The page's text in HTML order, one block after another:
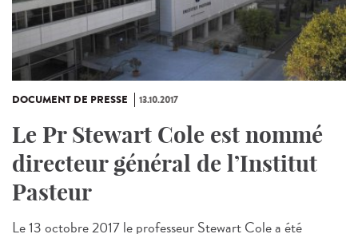
DOCUMENT DE PRESSE 13.10.2017
Le Pr Stewart Cole est nommé
directeur général de l’Institut
Pasteur
Le 13 octobre 2017 le professeur Stewart Cole a été